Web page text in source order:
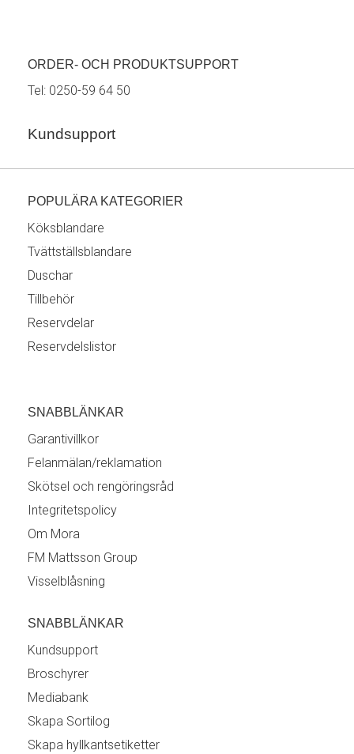
ORDER- OCH PRODUKTSUPPORT
Tel: 0250-59 64 50
Kundsupport
POPULÄRA KATEGORIER
Köksblandare
Tvättställsblandare
Duschar
Tillbehör
Reservdelar
Reservdelslistor
SNABBLÄNKAR
Garantivillkor
Felanmälan/reklamation
Skötsel och rengöringsråd
Integritetspolicy
Om Mora
FM Mattsson Group
Visselblåsning
SNABBLÄNKAR
Kundsupport
Broschyrer
Mediabank
Skapa Sortilog
Skapa hyllkantsetiketter